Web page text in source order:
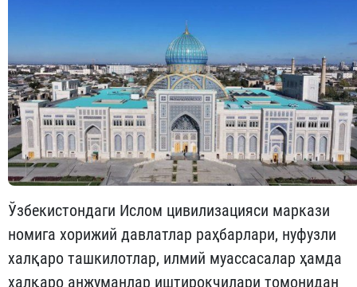
Ўзбекистондаги Ислом цивилизацияси маркази
номига хорижий давлатлар раҳбарлари, нуфузли
халқаро ташкилотлар, илмий муассасалар ҳамда
халқаро анжуманлар иштирокчилари томонидан